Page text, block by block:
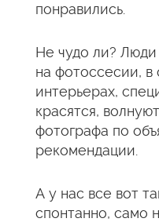
понравились.
Не чудо ли? Люди
на фотоссесии, в
интерьерах,
красятся,
фотографа по
рекомендации.
А у нас все вот
спонтанно, само